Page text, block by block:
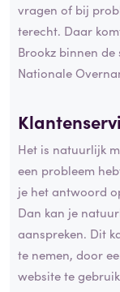
vragen of bij
terecht. Daar
Brookz binnen
Nationale
Het is natuurlijk
een probleem
je het antwoord
Dan kan je
aanspreken. Dit
te nemen, door
website te